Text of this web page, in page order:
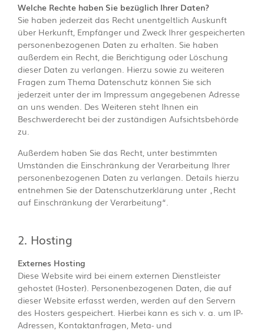
Welche Rechte haben Sie bezüglich Ihrer Daten?
Sie haben jederzeit das Recht unentgeltlich Auskunft
über Herkunft, Empfänger und Zweck Ihrer gespeicherten
personenbezogenen Daten zu erhalten. Sie haben
außerdem ein Recht, die Berichtigung oder Löschung
dieser Daten zu verlangen. Hierzu sowie zu weiteren
Fragen zum Thema Datenschutz können Sie sich
jederzeit unter der im Impressum angegebenen Adresse
an uns wenden. Des Weiteren steht Ihnen ein
Beschwerderecht bei der zuständigen Aufsichtsbehörde
zu.
Außerdem haben Sie das Recht, unter bestimmten
Umständen die Einschränkung der Verarbeitung Ihrer
personenbezogenen Daten zu verlangen. Details hierzu
entnehmen Sie der Datenschutzerklärung unter „Recht
auf Einschränkung der Verarbeitung“.
2. Hosting
Externes Hosting
Diese Website wird bei einem externen Dienstleister
gehostet (Hoster). Personenbezogenen Daten, die auf
dieser Website erfasst werden, werden auf den Servern
des Hosters gespeichert. Hierbei kann es sich v. a. um IP-
Adressen, Kontaktanfragen, Meta- und